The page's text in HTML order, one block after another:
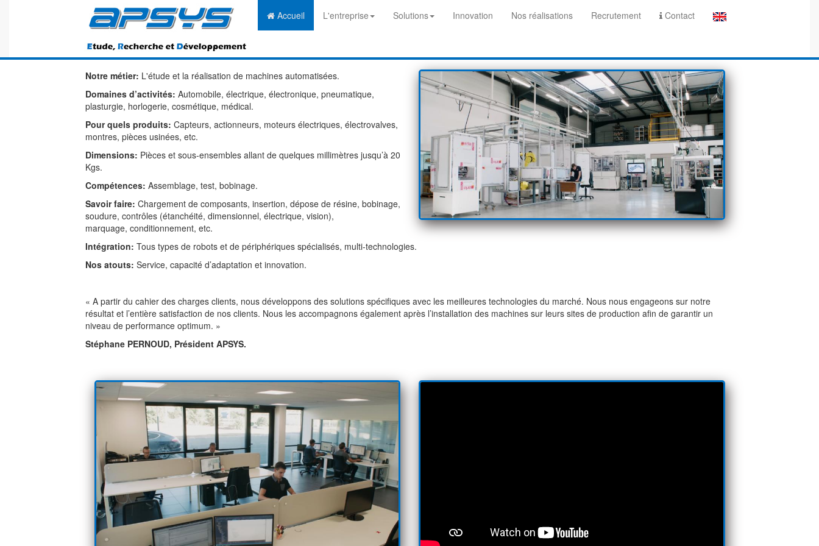
Accueil L'entreprise Solutions Innovation Nos réalisations Recrutement Contact
Notre métier: L'étude et la réalisation de machines automatisées.
Domaines d’activités: Automobile, électrique, électronique, pneumatique,
plasturgie, horlogerie, cosmétique, médical.
Pour quels produits: Capteurs, actionneurs, moteurs électriques, électrovalves,
montres, pièces usinées, etc.
Dimensions: Pièces et sous-ensembles allant de quelques millimètres jusqu’à 20
Kgs.
Compétences: Assemblage, test, bobinage.
Savoir faire: Chargement de composants, insertion, dépose de résine, bobinage,
soudure, contrôles (étanchéité, dimensionnel, électrique, vision),
marquage, conditionnement, etc.
Intégration: Tous types de robots et de périphériques spécialisés, multi-technologies.
Nos atouts: Service, capacité d’adaptation et innovation.
« A partir du cahier des charges clients, nous développons des solutions spécifiques avec les meilleures technologies du marché. Nous nous engageons sur notre
résultat et l’entière satisfaction de nos clients. Nous les accompagnons également après l’installation des machines sur leurs sites de production afin de garantir un
niveau de performance optimum. »
Stéphane PERNOUD, Président APSYS.